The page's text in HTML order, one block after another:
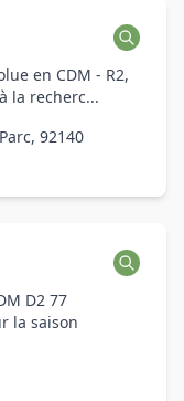
en CDM - R2,
la recherc...
92140
D2 77
la saison